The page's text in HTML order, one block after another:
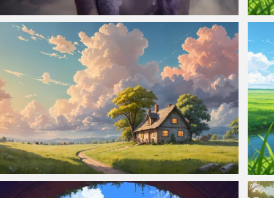
仙侠凌仙 紫色长卷发美女 古风古典 4K壁纸
田园小屋风景 4k壁纸 3840x2160 清新